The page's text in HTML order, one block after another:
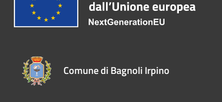
Comune di Bagnoli Irpino